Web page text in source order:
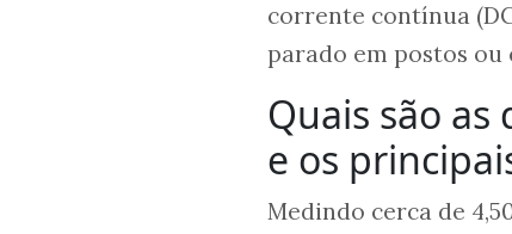
corrente contínua
parado em postos ou
Quais são
e os
Medindo cerca de